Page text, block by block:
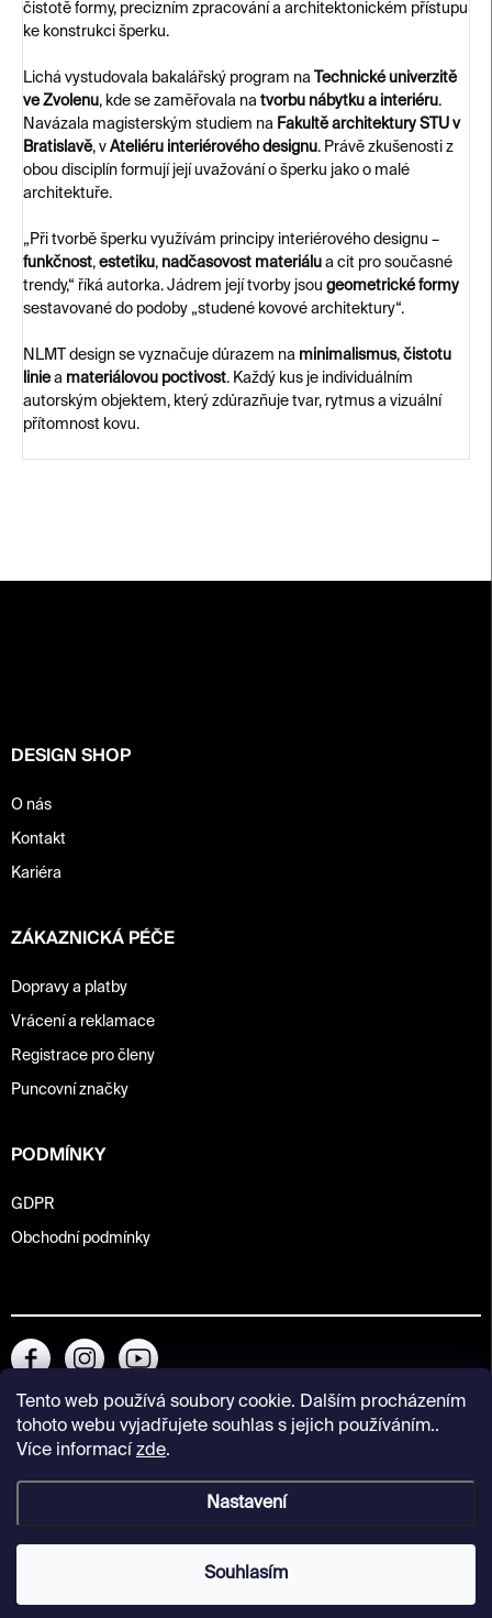
Tento web používá soubory cookie. Dalším procházením
tohoto webu vyjadřujete souhlas s jejich používáním..
Více informací zde.
Nastavení
Souhlasím
čistotě formy, precizním zpracování a architektonickém přístupu
ke konstrukci šperku.
Lichá vystudovala bakalářský program na
Technické univerzitě
ve Zvolenu, kde se zaměřovala na tvorbu nábytku a interiéru.
Navázala magisterským studiem na Fakultě architektury STU v
Bratislavě, v Ateliéru interiérového designu. Právě zkušenosti z
obou disciplín formují její uvažování o šperku jako o malé
architektuře.
„Při tvorbě šperku využívám principy interiérového designu –
funkčnost, estetiku, nadčasovost materiálu a cit pro současné
trendy,“ říká autorka. Jádrem její tvorby jsou geometrické formy
sestavované do podoby „studené kovové architektury“.
NLMT design se vyznačuje důrazem na minimalismus, čistotu
liniea materiálovou poctivost. Každý kus je individuálním
autorským objektem, který zdůrazňuje tvar, rytmus a vizuální
přítomnost kovu.
DESIGN SHOP
O nás
Kontakt
Kariéra
ZÁKAZNICKÁ PÉČE
Dopravy a platby
Vrácení a reklamace
Registrace pro členy
Puncovní značky
PODMÍNKY
GDPR
Obchodní podmínky
Copyright 2026Kunsthalle Praha Design Shop. Všechna práva
vyhrazena.